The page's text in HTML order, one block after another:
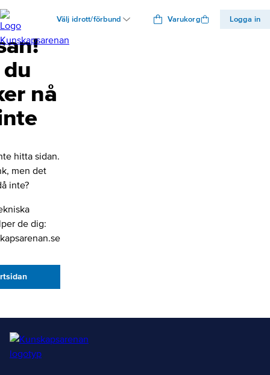
Välj idrott/förbund Varukorg Logga in
nå
hitta sidan.
men det
inte?
de dig: